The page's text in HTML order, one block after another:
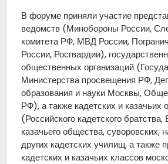
В форуме приняли участие
ведомств (Минобороны России,
комитета РФ, МВД России,
России, Росгвардии),
общественных организаций
Министерства просвещения РФ,
образования и науки Москвы,
РФ), а также кадетских и казачьих
(Российского кадетского братства,
казачьего общества, суворовских,
других кадетских училищ, а также
кадетских и казачьих классов